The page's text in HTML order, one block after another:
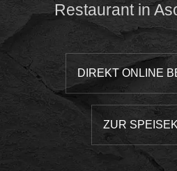
Restaurant in
DIREKT ONLINE
ZUR